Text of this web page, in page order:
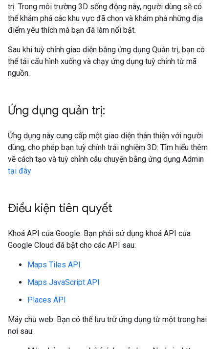
trị. Trong môi trường 3D sống động này, người dùng sẽ có
thể khám phá các khu vực đã chọn và khám phá những địa
điểm yêu thích mà bạn đã làm nổi bật.
Sau khi tuỳ chỉnh giao diện bằng ứng dụng Quản trị, bạn có
thể tải cấu hình xuống và chạy ứng dụng tuỳ chỉnh từ mã
nguồn.
Ứng dụng quản trị:
Ứng dụng này cung cấp một giao diện thân thiện với người
dùng, cho phép bạn tuỳ chỉnh trải nghiệm 3D: Tìm hiểu thêm
về cách tạo và tuỳ chỉnh câu chuyện bằng ứng dụng Admin
tại đây
Điều kiện tiên quyết
Khoá API của Google: Bạn phải sử dụng khoá API của
Google Cloud đã bật cho các API sau:
Maps Tiles API
Maps JavaScript API
Places API
Máy chủ web: Bạn có thể lưu trữ ứng dụng từ một trong hai
nơi sau: